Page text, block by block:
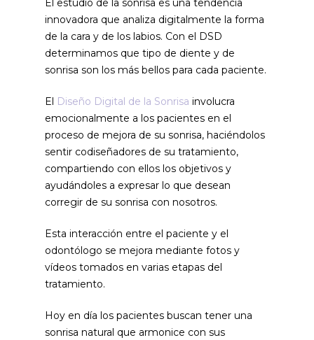
El estudio de la sonrisa es una tendencia
innovadora que analiza digitalmente la forma
de la cara y de los labios. Con el DSD
determinamos que tipo de diente y de
sonrisa son los más bellos para cada paciente.
El Diseño Digital de la Sonrisa involucra
emocionalmente a los pacientes en el
proceso de mejora de su sonrisa, haciéndolos
sentir codiseñadores de su tratamiento,
compartiendo con ellos los objetivos y
ayudándoles a expresar lo que desean
corregir de su sonrisa con nosotros.
Esta interacción entre el paciente y el
odontólogo se mejora mediante fotos y
vídeos tomados en varias etapas del
tratamiento.
Hoy en día los pacientes buscan tener una
sonrisa natural que armonice con sus